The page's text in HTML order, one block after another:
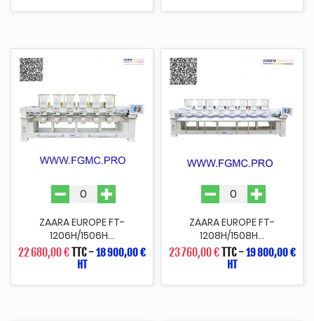
ZAARA EUROPE FT-
1206H/1506H...
22 680,00 €TTC-18 900,00 €
HT
ZAARA EUROPE FT-
1208H/1508H...
23 760,00 €TTC-19 800,00 €
HT